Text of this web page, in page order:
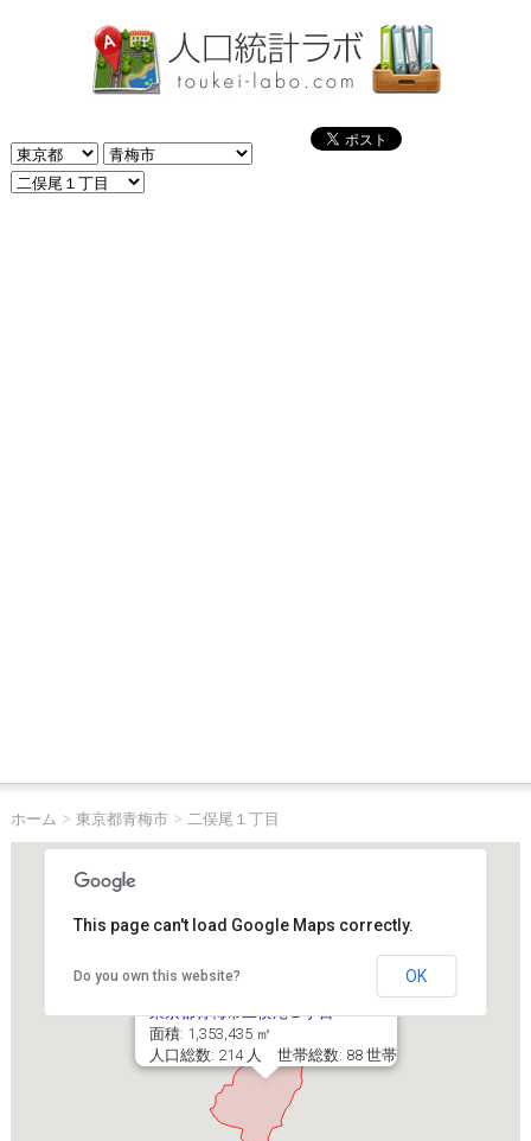
ホーム > 東京都青梅市> 二俣尾１丁目
東京都青梅市二俣尾１丁目
面積: 1,353,435 ㎡
人口総数: 214 人 世帯総数: 88 世帯
This page can't load Google Maps correctly.
Do you own this website? OK